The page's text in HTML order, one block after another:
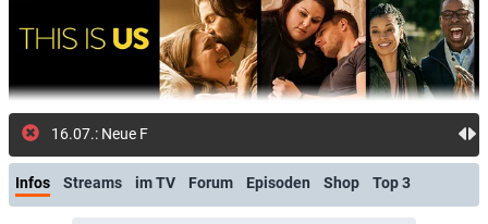
16.07.: Neue Folge: Kyle (Disney+)
Infos Streams im TV Forum Episoden Shop Top 3